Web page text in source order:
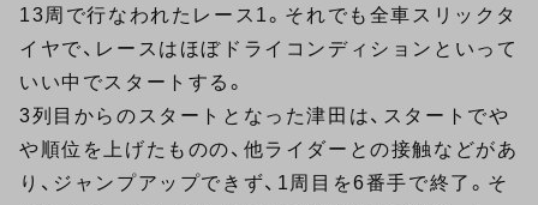
13周で行なわれたレース1。それでも全車スリックタ
イヤで、レースはほぼドライコンディションといって
いい中でスタートする。
3列目からのスタートとなった津田は、スタートでや
や順位を上げたものの、他ライダーとの接触などがあ
り、ジャンプアップできず、1周目を6番手で終了。そ